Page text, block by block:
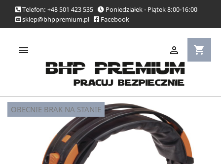
Telefon: +48 501 423 535
Poniedziałek - Piątek 8:00-16:00
sklep@bhppremium.pl
Facebook
 shopping_cart

OBECNIE BRAK NA STANIE